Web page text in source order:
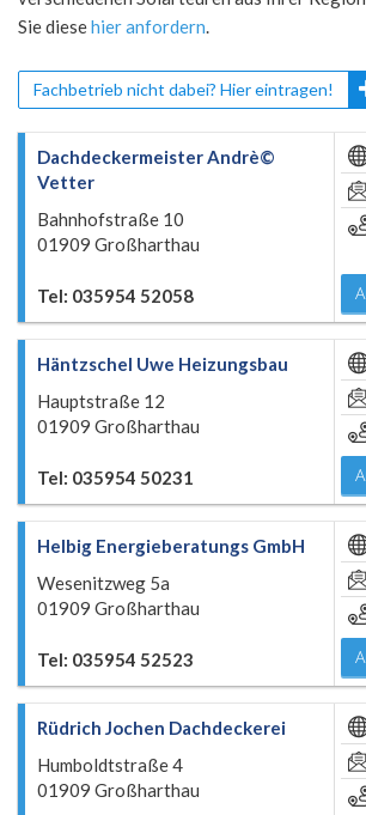
Sie diesehier anfordern.
Fachbetrieb nicht dabei? Hier eintragen!
Dachdeckermeister Andrè©
Vetter
Bahnhofstraße 10
01909 Großharthau
Tel: 035954 52058
Häntzschel Uwe Heizungsbau
Hauptstraße 12
01909 Großharthau
Tel: 035954 50231
Helbig Energieberatungs GmbH
Wesenitzweg 5a
01909 Großharthau
Tel: 035954 52523
Rüdrich Jochen Dachdeckerei
Humboldtstraße 4
01909 Großharthau